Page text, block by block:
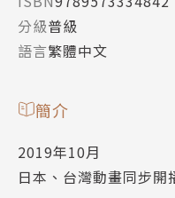
分級普級
語言繁體中文
簡介
2019年10月
日本、台灣動畫同步開